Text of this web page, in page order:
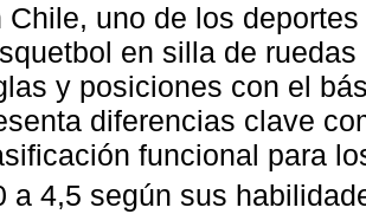
Chile, uno de los
en silla de
y posiciones con el
diferencias clave
funcional para
a 4,5 según sus